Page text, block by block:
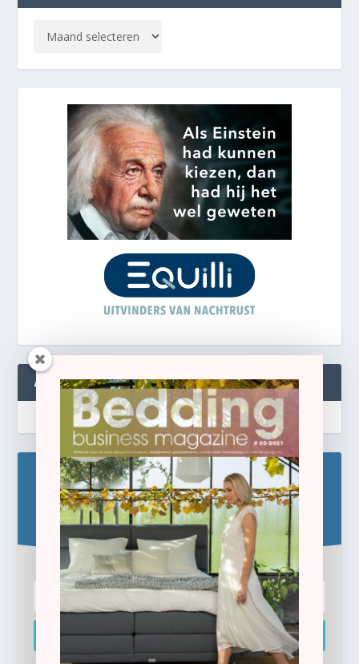
ABONNEREN
Blijf op de hoogte!
Schrijf u hier in voor de gratis e-newsletter.
Inschrijven